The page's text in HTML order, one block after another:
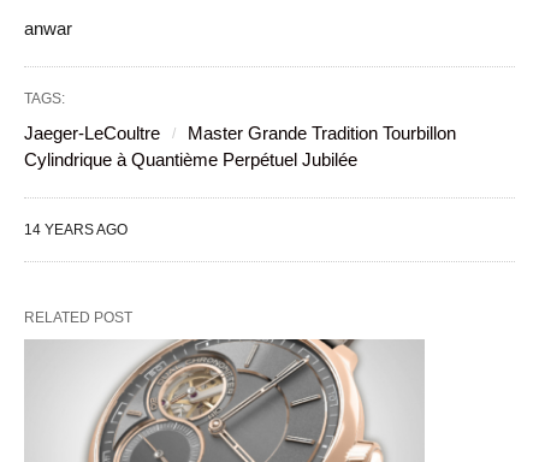
anwar
TAGS:
Jaeger-LeCoultre
Master Grande Tradition Tourbillon
Cylindrique à Quantième Perpétuel Jubilée
14 YEARS AGO
RELATED POST